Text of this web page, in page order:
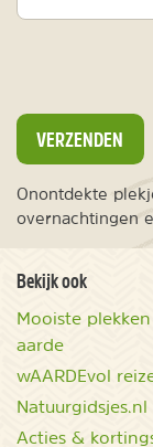
VERZENDEN
Onontdekte
overnachtingen
Bekijk ook
Mooiste
aarde
wAARDEvol
Natuurgidsjes.nl
Acties &